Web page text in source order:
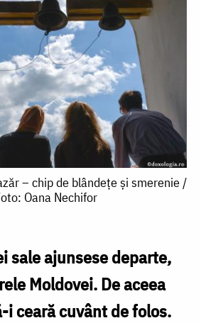
– chip de blândețe și smerenie /
Oana Nechifor
sale ajunsese departe,
Moldovei. De aceea
i ceară cuvânt de folos.